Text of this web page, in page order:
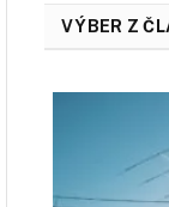
VÝBER Z